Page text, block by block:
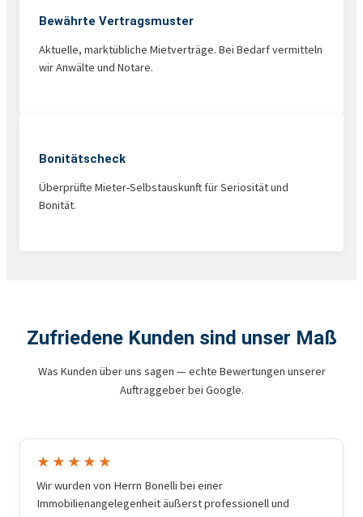
Bewährte Vertragsmuster
Aktuelle, marktübliche Mietverträge. Bei Bedarf vermitteln
wir Anwälte und Notare.
Bonitätscheck
Überprüfte Mieter-Selbstauskunft für Seriosität und
Bonität.
Zufriedene Kunden sind unser Maß
Was Kunden über uns sagen — echte Bewertungen unserer
Auftraggeber bei Google.
★★★★★
Wir wurden von Herrn Bonelli bei einer
Immobilienangelegenheit äußerst professionell und